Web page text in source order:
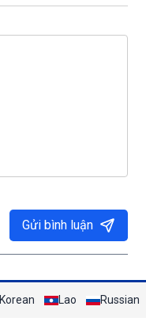
Gửi bình luận
Korean Lao Russian